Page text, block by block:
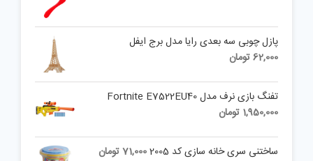
پازل چوبی سه بعدی رایا مدل برج ایفل
62,000تومان
تفنگ بازی نرف مدل Fortnite E7522EU40
1,950,000 تومان
ساختنی سری خانه سازی کد 2005 71,000تومان